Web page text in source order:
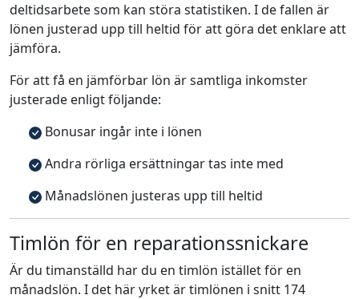
deltidsarbete som kan störa statistiken. I de fallen är
lönen justerad upp till heltid för att göra det enklare att
jämföra.
För att få en jämförbar lön är samtliga inkomster
justerade enligt följande:
Bonusar ingår inte i lönen
Andra rörliga ersättningar tas inte med
Månadslönen justeras upp till heltid
Timlön för en reparationssnickare
Är du timanställd har du en timlön istället för en
månadslön. I det här yrket är timlönen i snitt 174